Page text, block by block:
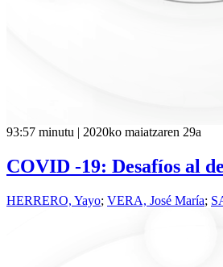
93:57 minutu | 2020ko maiatzaren 29a
COVID -19: Desafíos al
HERRERO, Yayo; VERA, José María;